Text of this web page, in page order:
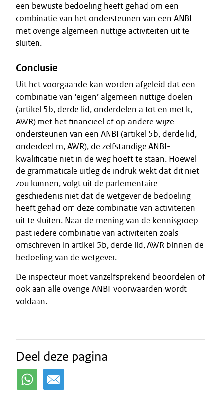
een bewuste bedoeling heeft gehad om een
combinatie van het ondersteunen van een ANBI
met overige algemeen nuttige activiteiten uit te
sluiten.
Conclusie
Uit het voorgaande kan worden afgeleid dat een
combinatie van ‘eigen’ algemeen nuttige doelen
(artikel 5b, derde lid, onderdelen a tot en met k,
AWR) met het financieel of op andere wijze
ondersteunen van een ANBI (artikel 5b, derde lid,
onderdeel m, AWR), de zelfstandige ANBI-
kwalificatie niet in de weg hoeft te staan. Hoewel
de grammaticale uitleg de indruk wekt dat dit niet
zou kunnen, volgt uit de parlementaire
geschiedenis niet dat de wetgever de bedoeling
heeft gehad om deze combinatie van activiteiten
uit te sluiten. Naar de mening van de kennisgroep
past iedere combinatie van activiteiten zoals
omschreven in artikel 5b, derde lid, AWR binnen de
bedoeling van de wetgever.
De inspecteur moet vanzelfsprekend beoordelen of
ook aan alle overige ANBI-voorwaarden wordt
voldaan.
Deel deze pagina